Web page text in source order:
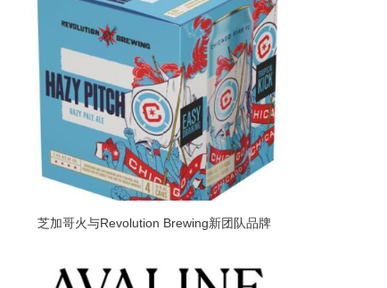
芝加哥火与Revolution Brewing新团队品牌